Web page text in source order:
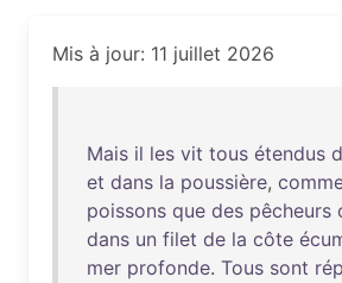
Mis à jour: 11 juillet 2026
Mais il les vit tous étendus
et dans la poussière,
poissons que des pêcheurs
dans un filet de la côte
mer profonde. Tous sont